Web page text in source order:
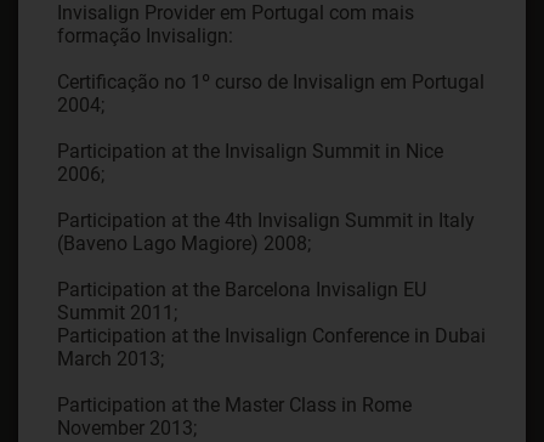
Invisalign Provider em Portugal com mais
formação Invisalign:
Certificação no 1º curso de Invisalign em Portugal
2004;
Participation at the Invisalign Summit in Nice
2006;
Participation at the 4th Invisalign Summit in Italy
(Baveno Lago Magiore) 2008;
Participation at the Barcelona Invisalign EU
Summit 2011;
Participation at the Invisalign Conference in Dubai
March 2013;
Participation at the Master Class in Rome
November 2013;